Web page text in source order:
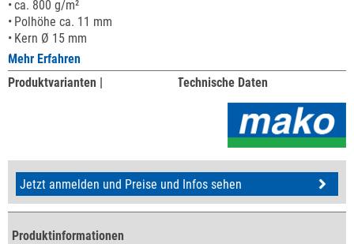
ca. 800 g/m²
Polhöhe ca. 11 mm
Kern Ø 15 mm
Mehr Erfahren
Produktvarianten |
Technische Daten
Jetzt anmelden und Preise und Infos sehen
Produktinformationen